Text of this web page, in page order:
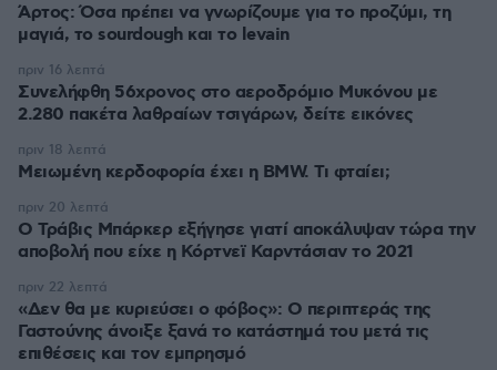
Άρτος: Όσα πρέπει να γνωρίζουμε για το προζύμι, τη
μαγιά, το sourdough και το levain
Συνελήφθη 56χρονος στο αεροδρόμιο Μυκόνου με
2.280 πακέτα λαθραίων τσιγάρων, δείτε εικόνες
πριν 16 λεπτά
Μειωμένη κερδοφορία έχει η BMW. Τι φταίει;
πριν 18 λεπτά
O Τράβις Μπάρκερ εξήγησε γιατί αποκάλυψαν τώρα την
αποβολή που είχε η Κόρτνεϊ Καρντάσιαν το 2021
πριν 20 λεπτά
«Δεν θα με κυριεύσει ο φόβος»: Ο περιπτεράς της
Γαστούνης άνοιξε ξανά το κατάστημά του μετά τις
επιθέσεις και τον εμπρησμό
πριν 22 λεπτά